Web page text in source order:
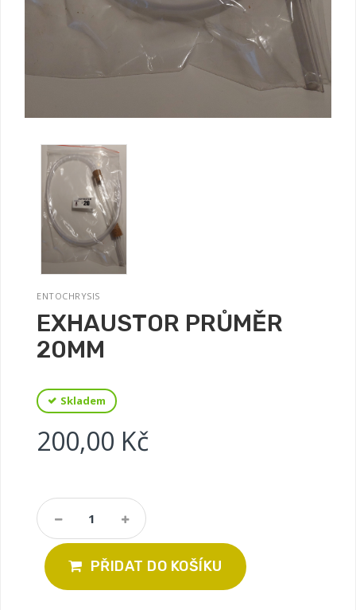
ENTOCHRYSIS
EXHAUSTOR PRŮMĚR
20MM
Skladem
200,00 Kč
PŘIDAT DO KOŠÍKU